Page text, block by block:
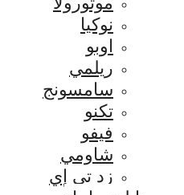
نوكيا
اوبو
ريلمي
سامسونج
تكنو
فيفو
شاومي
زد تي إي